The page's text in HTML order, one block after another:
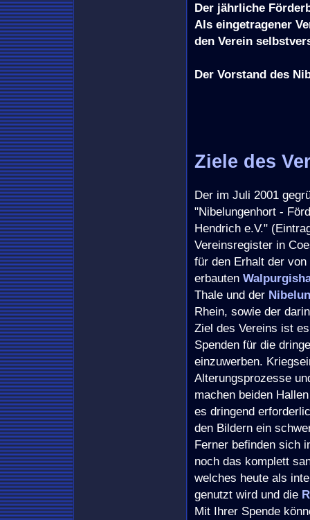
Der jährliche
Als eingetragener
den Verein
Der Vorstand des
Ziele des
Der im Juli 2001
"Nibelungenhort -
Hendrich e.V."
Vereinsregister in
für den Erhalt der
erbauten
Thale und der
Rhein, sowie der
Ziel des Vereins ist
Spenden für die
einzuwerben.
Alterungsprozesse
machen beiden
es dringend
den Bildern ein
Ferner befinden sich
noch das komplett
welches heute als
genutzt wird und die
Mit Ihrer Spende